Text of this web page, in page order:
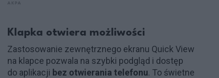
Klapka otwiera możliwości
Zastosowanie zewnętrznego ekranu Quick View
na klapce pozwala na szybki podgląd i dostęp
do aplikacji bez otwierania telefonu. To świetne